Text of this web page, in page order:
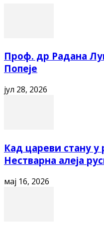
Проф. др Радана
Попеје
јул 28, 2026
Кад цареви стану
Нестварна алеја
мај 16, 2026